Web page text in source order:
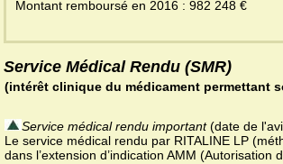
Montant remboursé en 2016 : 982 248 €
Service Médical Rendu (SMR)
(intérêt clinique du médicament permettant
Service médical rendu important(date de
Le service médical rendu par RITALINE LP
dans l’extension d’indication AMM (Autorisation